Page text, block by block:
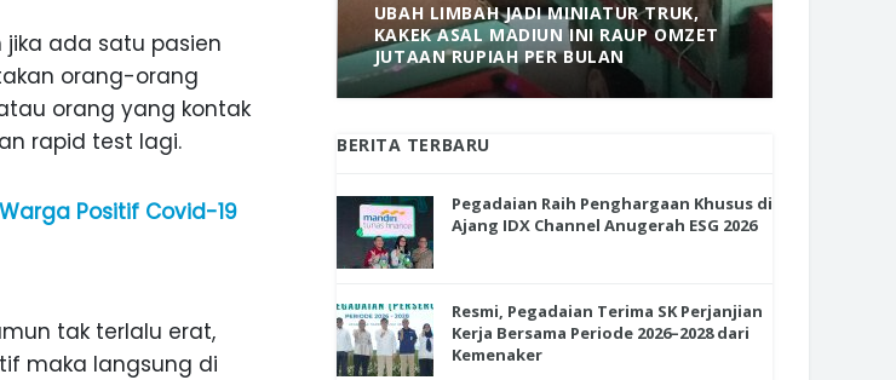
jika ada satu pasien
orang-orang
orang yang kontak
rapid test lagi.
Positif Covid-19
tak terlalu erat,
maka langsung di
SEKOLAH DI SMPN SARADAN
UBAH LIMBAH JADI MINIATUR TRUK,
KAKEK ASAL MADIUN INI RAUP OMZET
JUTAAN RUPIAH PER BULAN
BERITA TERBARU
Pegadaian Raih Penghargaan Khusus di
Ajang IDX Channel Anugerah ESG 2026
Resmi, Pegadaian Terima SK Perjanjian
Kerja Bersama Periode 2026–2028 dari
Kemenaker